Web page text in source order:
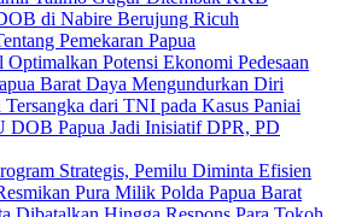
di Nabire Berujung Ricuh
Pemekaran Papua
Potensi Ekonomi Pedesaan
Barat Daya Mengundurkan Diri
dari TNI pada Kasus Paniai
DOB Papua Jadi Inisiatif DPR, PD
Strategis, Pemilu Diminta Efisien
Pura Milik Polda Papua Barat